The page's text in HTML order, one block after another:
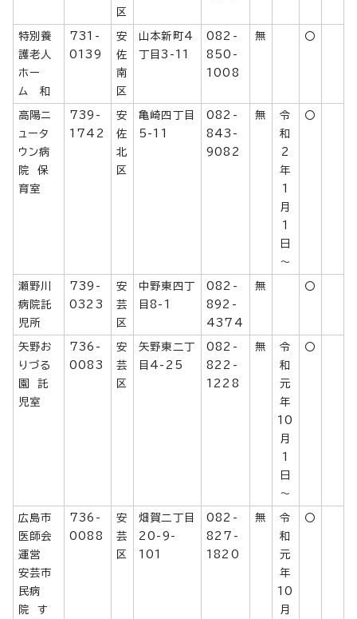
区
特別養
護老人
ホー
ム 和
731-
0139
安
佐
南
区
山本新町4
丁目3-11
082-
850-
1008
無 〇
高陽ニ
ュータ
ウン病
院 保
育室
739-
1742
安
佐
北
区
亀崎四丁目
5-11
082-
843-
9082
無
令
和
2
年
1
月
1
日
～
〇
瀬野川
病院託
児所
739-
0323
安
芸
区
中野東四丁
目8-1
082-
892-
4374
無 〇
矢野お
りづる
園 託
児室
736-
0083
安
芸
区
矢野東二丁
目4-25
082-
822-
1228
無
令
和
元
年
10
月
1
日
～
〇
広島市
医師会
運営
安芸市
民病
院 す
736-
0088
安
芸
区
畑賀二丁目
20-9-
101
082-
827-
1820
無
令
和
元
年
10
月
〇